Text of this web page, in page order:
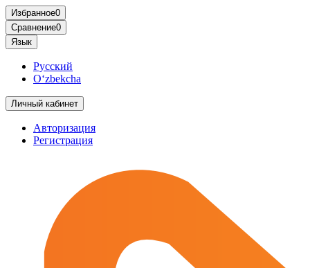
Избранное0
Сравнение0
Язык
Русский
O‘zbekcha
Личный кабинет
Авторизация
Регистрация